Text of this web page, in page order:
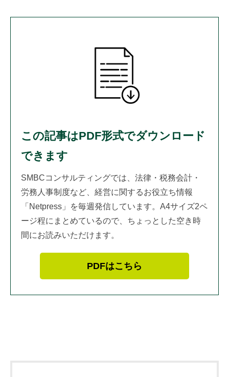
この記事はPDF形式でダウンロード
できます
SMBCコンサルティングでは、法律・税務会計・
労務人事制度など、経営に関するお役立ち情報
「Netpress」を毎週発信しています。A4サイズ2ペ
ージ程にまとめているので、ちょっとした空き時
間にお読みいただけます。
PDFはこちら